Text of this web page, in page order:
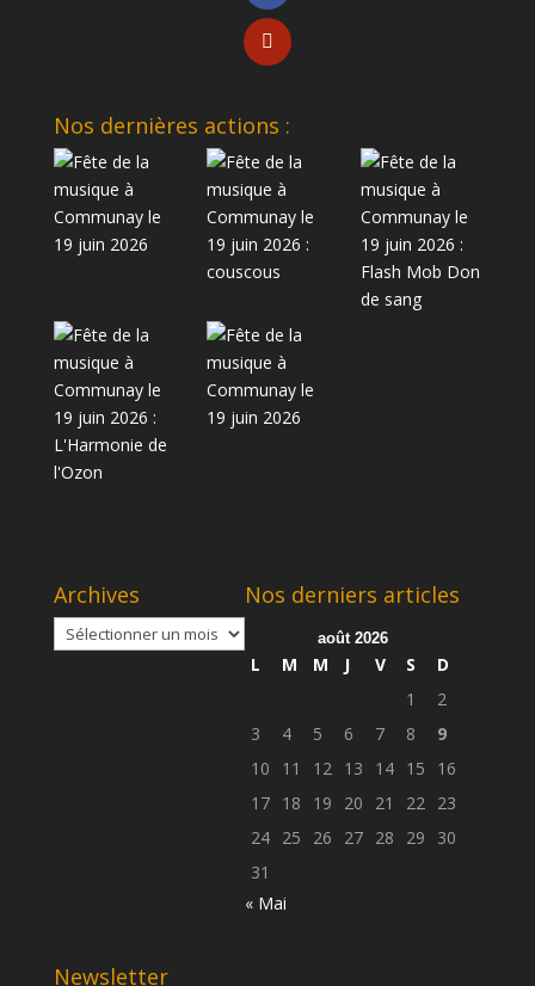
Nos dernières actions :
Archives
Archives
Nos derniers articles
août 2026
L M M J V S
D
1
2
3
4 5 6 7 8
9
10
11 12 13 14 15
16
17 18 19 20 21 22
23
24 25 26 27 28 29
30
31
« Mai
Newsletter